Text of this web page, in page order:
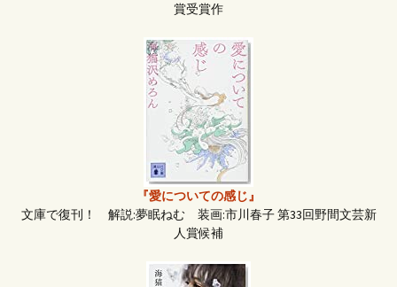
賞受賞作
『愛についての感じ』
文庫で復刊！ 解説:夢眠ねむ 装画:市川春子 第33回野間文芸新
人賞候補